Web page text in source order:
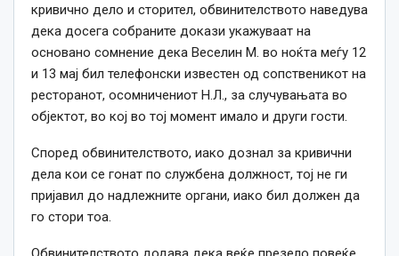
кривично дело и сторител, обвинителството наведува
дека досега собраните докази укажуваат на
основано сомнение дека Веселин М. во ноќта меѓу 12
и 13 мај бил телефонски известен од сопственикот на
ресторанот, осомничениот Н.Л., за случувањата во
објектот, во кој во тој момент имало и други гости.
Според обвинителството, иако дознал за кривични
дела кои се гонат по службена должност, тој не ги
пријавил до надлежните органи, иако бил должен да
го стори тоа.